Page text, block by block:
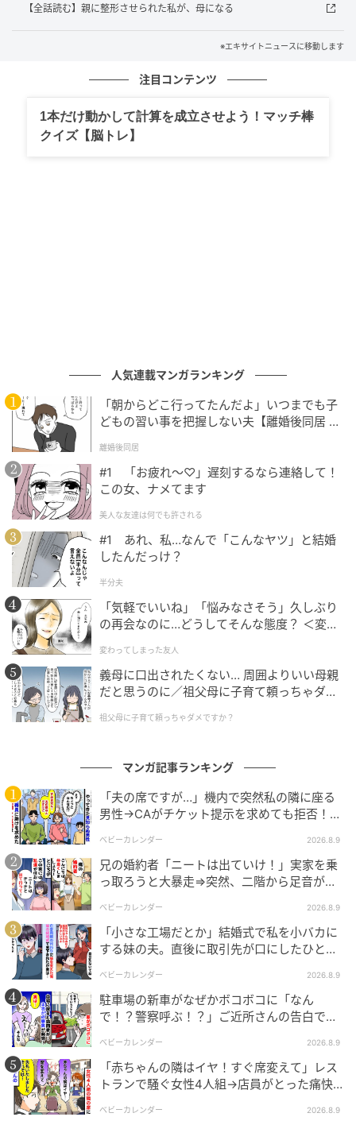
エキサイトニュース
エキサイトニュース
エキサイトニュース
エキサイトニュース
【全話読む】親に整形させられた私が、母になる
※エキサイトニュースに移動します
注目コンテンツ
1本だけ動かして計算を成立させよう！マッチ棒
クイズ【脳トレ】
人気連載マンガランキング
「朝からどこ行ってたんだよ」いつまでも子
どもの習い事を把握しない夫【離婚後同居 Vo
離婚後同居
#1 「お疲れ〜♡」遅刻するなら連絡して！
この女、ナメてます
美人な友達は何でも許される
#1 あれ、私…なんで「こんなヤツ」と結婚
したんだっけ？
半分夫
「気軽でいいね」「悩みなさそう」久しぶり
の再会なのに…どうしてそんな態度？ ＜変わ
日には】
変わってしまった友人
義母に口出されたくない… 周囲よりいい母親
だと思うのに／祖父母に子育て頼っちゃダメ
んが】
祖父母に子育て頼っちゃダメですか？
マンガ記事ランキング
「夫の席ですが…」機内で突然私の隣に座る
男性→CAがチケット提示を求めても拒否！？
ベビーカレンダー 2026.8.9
兄の婚約者「ニートは出ていけ！」実家を乗
っ取ろうと大暴走⇒突然、二階から足音が聞
ベビーカレンダー 2026.8.9
「小さな工場だとか」結婚式で私を小バカに
する妹の夫。直後に取引先が口にしたひと言
ベビーカレンダー 2026.8.9
駐車場の新車がなぜかボコボコに「なん
で！？警察呼ぶ！？」ご近所さんの告白で知
ベビーカレンダー 2026.8.9
「赤ちゃんの隣はイヤ！すぐ席変えて」レス
トランで騒ぐ女性4人組→店員がとった痛快
ベビーカレンダー 2026.8.9